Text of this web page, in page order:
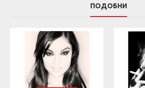
ПОДОБНИ